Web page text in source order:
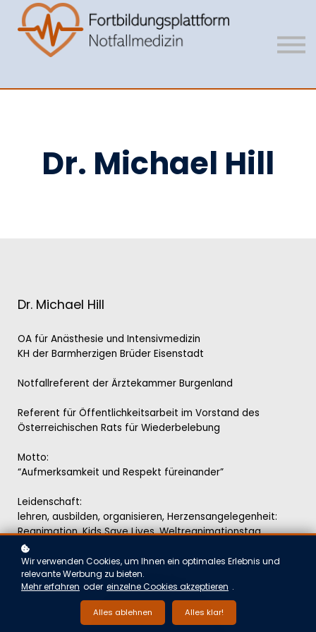
Vision
Anmelden
Dr. Michael Hill
Dr. Michael Hill
OA für Anästhesie und Intensivmedizin
KH der Barmherzigen Brüder Eisenstadt
Notfallreferent der Ärztekammer Burgenland
Referent für Öffentlichkeitsarbeit im Vorstand des
Österreichischen Rats für Wiederbelebung
Motto:
“Aufmerksamkeit und Respekt füreinander”
Leidenschaft:
lehren, ausbilden, organisieren, Herzensangelegenheit:
Reanimation, Kids Save Lives, Weltreanimationstag
Wir verwenden Cookies, um Ihnen ein optimales Erlebnis und
relevante Werbung zu bieten.
Mehr erfahren oder einzelne Cookies akzeptieren .
Alles ablehnen Alles klar!